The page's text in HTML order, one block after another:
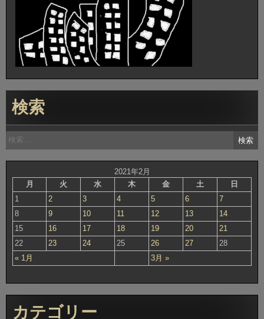
検索
検
索:
2021年2月
月
火 水 木 金 土 日
« 1月 3月 »
1 2 3 4 5 6
7
8
9 10 11 12 13
14
15
16 17 18 19 20
21
22
23 24 25 26 27 28
カテゴリー